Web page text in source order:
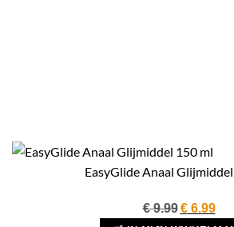
EasyGlide Anaal
€9.99 €6.99